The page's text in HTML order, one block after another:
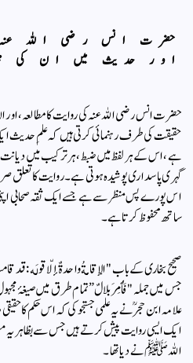
حضرت انس رضی اللہ
اور حدیث میں ان کی
حضرت انس رضی اللہ عنہ کی روایت کا مطالعہ،
حقیقت کی طرف رہنمائی کرتی ہیں کہ علمِ حدیث
ہے، اس کے ہر لفظ میں ضبط، ہر ترکیب میں
گہری پاسداری پوشیدہ ہوتی ہے۔ روایت کا
اس پورے پس منظر سے ہے جسے ایک ثقہ صحابی
ساتھ محفوظ کرتا ہے۔
صحیح بخاری کے باب "الإقامةُ واحدةٌ إلّا قولَه:
جس میں جملہ "فَأُمِرَ بلالٌ” تمام طرق میں صیغۂ
علامہ ابن حجرؒ نے یہ علمی جستجو کی کہ اس حکم کا
ایک ایسی روایت پیش کرتے ہیں جس سے بظاہر یہ
اللہ ﷺ نے دیا تھا۔